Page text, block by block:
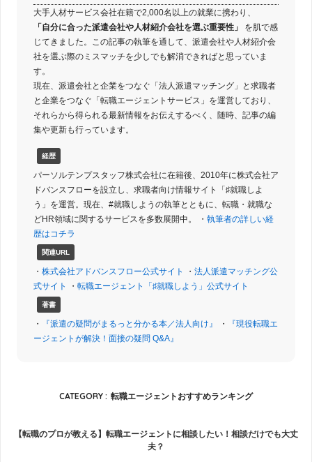
大手人材サービス会社在籍で2,000名以上の就業に携わり、
「自分に合った派遣会社や人材紹介会社を選ぶ重要性」
を肌で感
じてきました。この記事の執筆を通して、派遣会社や人材紹介会
社を選ぶ際のミスマッチを少しでも解消できればと思っていま
す。
現在、派遣会社と企業をつなぐ「法人派遣マッチング」と求職者
と企業をつなぐ「転職エージェントサービス」を運営しており、
それらから得られる最新情報をお伝えするべく、随時、記事の編
集や更新も行っています。
経歴
パーソルテンプスタッフ株式会社に在籍後、2010年に株式会社ア
ドバンスフローを設立し、求職者向け情報サイト「♯就職しよ
う」を運営。現在、#就職しようの執筆とともに、転職・就職な
どHR領域に関するサービスを多数展開中。 ・ 執筆者の詳しい経
歴はコチラ
関連URL
・ 株式会社アドバンスフロー公式サイト ・ 法人派遣マッチング公
式サイト
・ 転職エージェント「♯就職しよう」公式サイト
著書
・ 『派遣の疑問がまるっと分かる本／法人向け』 ・
『現役転職エ
ージェントが解決！面接の疑問 Q&A』
CATEGORY : 転職エージェントおすすめランキング
【転職のプロが教える】転職エージェントに相談したい！相談だけでも大丈
夫？